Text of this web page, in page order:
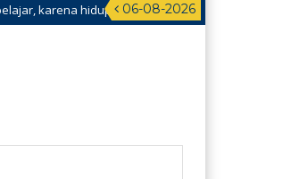
06-08-2026
karena hidup tidak pernah berhenti mengajar.” –